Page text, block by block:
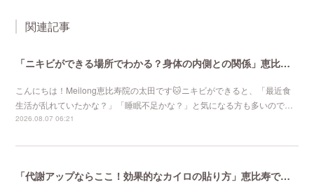
関連記事
「ニキビができる場所でわかる？身体の内側との関係」恵比寿で口コミNo 1美容鍼灸ならmeilong
こんにちは！Meilong恵比寿院の太田です🐱ニキビができると、「最近食
生活が乱れていたかな？」「睡眠不足かな？」と気になる方も多いので…
2026.08.07 06:21
「代謝アップならここ！効果的なカイロの貼り方」恵比寿で口コミNo 1美容鍼灸ならmeilong